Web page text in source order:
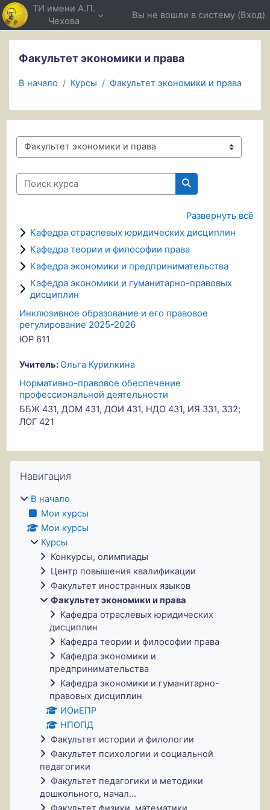
Перейти к основному содержанию
ТИ имени А.П.
Чехова
Вы не вошли в систему (Вход)
Факультет экономики и права
В начало Курсы Факультет экономики и права
Категории курсов
Поиск курса
Поиск курса
Развернуть всё
Кафедра отраслевых юридических дисциплин
Кафедра теории и философии права
Кафедра экономики и предпринимательства
Кафедра экономики и гуманитарно-правовых
дисциплин
Инклюзивное образование и его правовое
регулирование 2025-2026
ЮР 611
Учитель:Ольга Курилкина
Нормативно-правовое обеспечение
профессиональной деятельности
ББЖ 431, ДОМ 431, ДОИ 431, НДО 431, ИЯ 331, 332;
ЛОГ 421
Навигация
В начало
Мои курсы
Мои курсы
Курсы
Конкурсы, олимпиады
Центр повышения квалификации
Факультет иностранных языков
Факультет экономики и права
Кафедра отраслевых юридических
дисциплин
Кафедра теории и философии права
Кафедра экономики и
предпринимательства
Кафедра экономики и гуманитарно-
правовых дисциплин
ИОиЕПР
НПОПД
Факультет истории и филологии
Факультет психологии и социальной
педагогики
Факультет педагогики и методики
дошкольного, начал...